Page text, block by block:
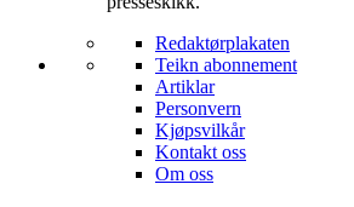
Redaktørplakaten
Teikn abonnement
Artiklar
Personvern
Kjøpsvilkår
Kontakt oss
Om oss